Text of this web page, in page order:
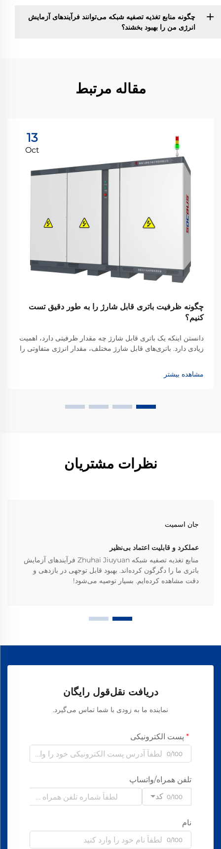
چگونه منابع تغذیه تصفیه شبکه می‌توانند فرآیندهای آزمایش
انرژی من را بهبود بخشند؟
مقاله مرتبط
13
Oct
چگونه ظرفیت باتری قابل شارژ را به طور دقیق تست
کنیم؟
دانستن اینکه یک باتری قابل شارژ چه مقدار ظرفیتی دارد، اهمیت
زیادی دارد. باتری‌های قابل شارژ مختلف، مقدار انرژی متفاوتی را
برای راه‌اندازی یک دستگاه فراهم کنند، نکته کلیدی است. همچنین
این موضوع به شما اطلاع می‌دهد که...
مشاهده بیشتر
نظرات مشتریان
جان اسمیت
عملکرد و قابلیت اعتماد بی‌نظیر
منابع تغذیه تصفیه شبکه Zhuhai Jiuyuan فرآیندهای آزمایش
باتری ما را دگرگون کرده‌اند. بهبود قابل توجهی در بازدهی و
دقت مشاهده کرده‌ایم. بسیار توصیه می‌شود!
دریافت نقل‌قول رایگان
نماینده ما به زودی با شما تماس می‌گیرد.
پست الکترونیکی
0/100
تلفن همراه/واتساپ
کد 0/100
نام
0/100